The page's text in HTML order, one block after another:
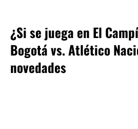
¿Si se juega en El
Bogotá vs. Atlético
novedades